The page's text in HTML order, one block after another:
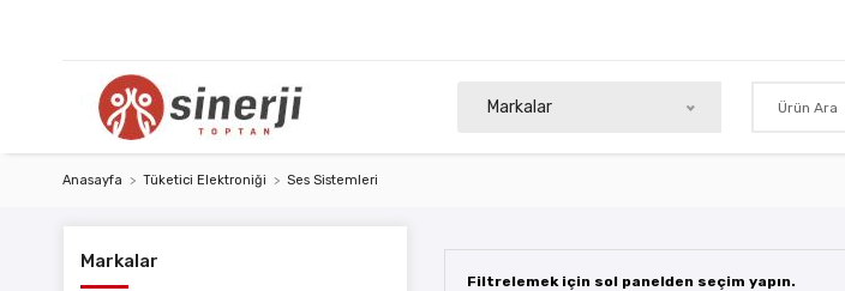
Markalar
Anasayfa Tüketici Elektroniği Ses Sistemleri
Markalar
Filtrelemek için sol panelden seçim yapın.